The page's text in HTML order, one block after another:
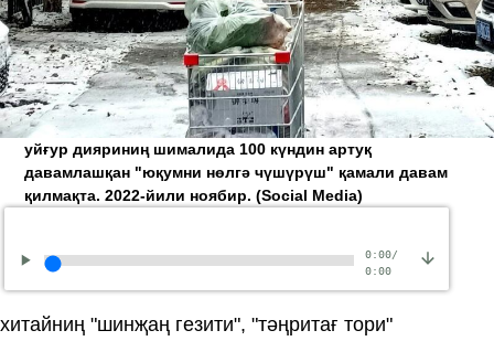
уйғур дияриниң шималида 100 күндин артуқ
давамлашқан "юқумни нөлгә чүшүрүш" қамали давам
қилмақта. 2022-йили ноябир.(Social Media)
0:00/
0:00
хитайниң "шинҗаң гезити", "тәңритағ тори"